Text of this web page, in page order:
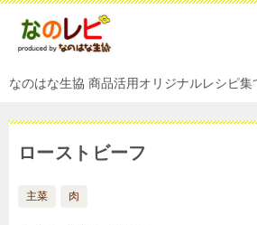
なのはな生協 商品活用オリジナルレシピ集
ローストビーフ
主菜 肉